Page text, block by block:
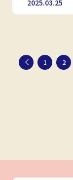
2025.03.25
1 2